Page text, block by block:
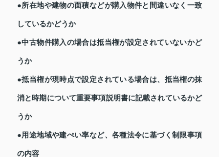
●所在地や建物の面積などが購入物件と間違いなく一致
しているかどうか
●中古物件購入の場合は抵当権が設定されていないかど
うか
●抵当権が現時点で設定されている場合は、抵当権の抹
消と時期について重要事項説明書に記載されているかど
うか
●用途地域や建ぺい率など、各種法令に基づく制限事項
の内容